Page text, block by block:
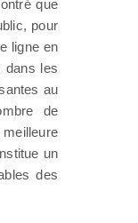
que
pour
ligne en
dans les
au
de
un
des